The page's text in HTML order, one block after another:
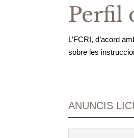
Perfil
L’FCRI, d’acord
sobre les
ANUNCIS